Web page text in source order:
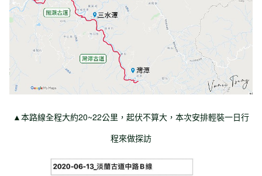
▲本路線全程大約20~22公里，起伏不算大，本次安排輕裝一日行
程來做探訪